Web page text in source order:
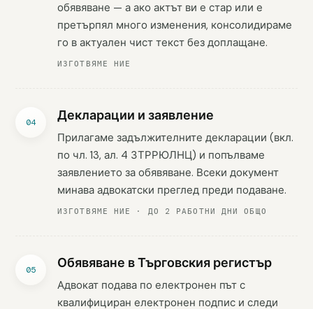
обявяване — а ако актът ви е стар или е
претърпял много изменения, консолидираме
го в актуален чист текст без доплащане.
ИЗГОТВЯМЕ НИЕ
Декларации и заявление
Прилагаме задължителните декларации (вкл.
по чл. 13, ал. 4 ЗТРРЮЛНЦ) и попълваме
заявлението за обявяване. Всеки документ
минава адвокатски преглед преди подаване.
ИЗГОТВЯМЕ НИЕ · ДО 2 РАБОТНИ ДНИ ОБЩО
Обявяване в Търговския регистър
Адвокат подава по електронен път с
квалифициран електронен подпис и следи